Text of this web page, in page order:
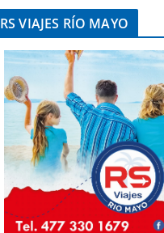
RS VIAJES RÍO MAYO